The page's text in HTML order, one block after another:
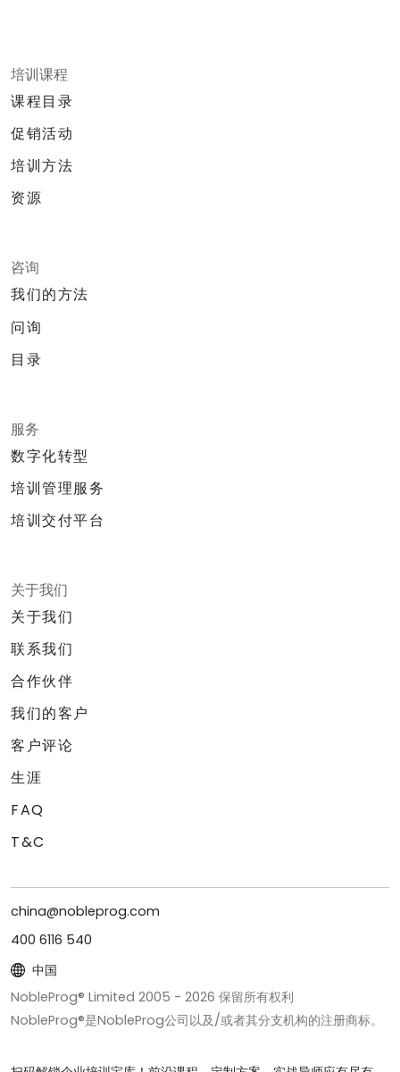
培训课程
课程目录
促销活动
培训方法
资源
咨询
我们的方法
问询
目录
服务
数字化转型
培训管理服务
培训交付平台
关于我们
关于我们
联系我们
合作伙伴
我们的客户
客户评论
生涯
FAQ
T&C
china@nobleprog.com
400 6116 540
中国
NobleProg® Limited 2005 - 2026 保留所有权利
NobleProg®是NobleProg公司以及/或者其分支机构的注册商标。